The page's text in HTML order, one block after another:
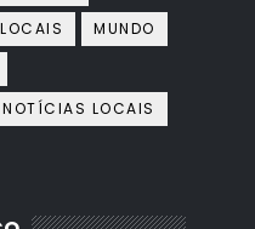
LOCAIS
MUNDO
NOTÍCIAS LOCAIS